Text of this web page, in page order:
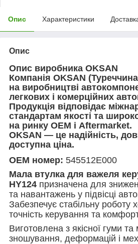
Опис Характеристики
Опис
Опис виробника OKSAN
Компанія OKSAN
на виробництві
легкових і комерційних
Продукція відповідає
стандартам якості та
на ринку OEM і Aftermarket.
OKSAN — це надійність,
доступна ціна.
OEM номер: 545512E000
Мала втулка для важеля
HY124 призначена для
та навантажень у підвісці
Забезпечує стабільну роботу
точність керування та
Виготовлена з якісної гуми та
зношування, деформацій і